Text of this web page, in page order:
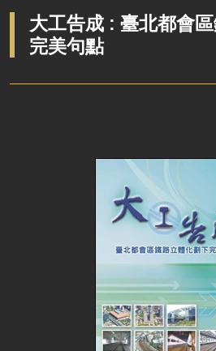
定期聯繫會議
廉政體系
大工告成 : 臺北都會
完美句點